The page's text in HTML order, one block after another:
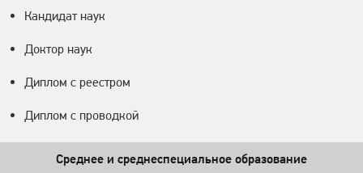
Кандидат наук
Доктор наук
Диплом с реестром
Диплом с проводкой
Среднее и среднеспециальное образование